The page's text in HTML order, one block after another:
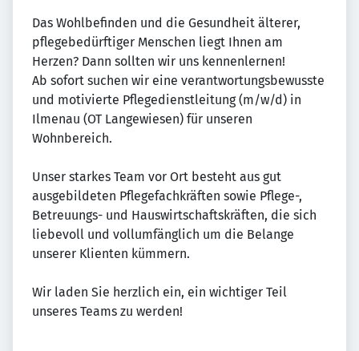
Das Wohlbefinden und die Gesundheit älterer,
pflegebedürftiger Menschen liegt Ihnen am
Herzen? Dann sollten wir uns kennenlernen!
Ab sofort suchen wir eine verantwortungsbewusste
und motivierte Pflegedienstleitung (m/w/d) in
Ilmenau (OT Langewiesen) für unseren
Wohnbereich.
Unser starkes Team vor Ort besteht aus gut
ausgebildeten Pflegefachkräften sowie Pflege-,
Betreuungs- und Hauswirtschaftskräften, die sich
liebevoll und vollumfänglich um die Belange
unserer Klienten kümmern.
Wir laden Sie herzlich ein, ein wichtiger Teil
unseres Teams zu werden!